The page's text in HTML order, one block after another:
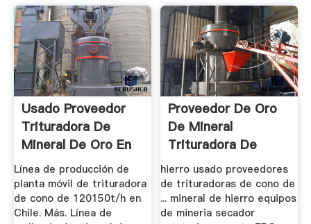
Usado Proveedor
Trituradora De
Mineral De Oro En
Indonessia
Línea de producción de
planta móvil de trituradora
de cono de 120150t/h en
Chile. Más. Línea de
Proveedor De Oro
De Mineral
Trituradora De
Cono En Nigeria
hierro usado proveedores
de trituradoras de cono de
... mineral de hierro equipos
de mineria secador